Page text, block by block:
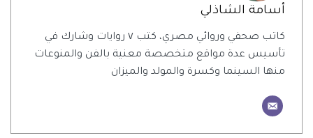
أسامة الشاذلي
كاتب صحفي وروائي مصري، كتب ٧ روايات وشارك في
تأسيس عدة مواقع متخصصة معنية بالفن والمنوعات
منها السينما وكسرة والمولد والميزان